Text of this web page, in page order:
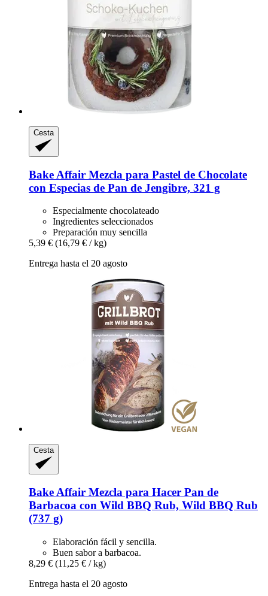
Cesta
Bake Affair Mezcla para Pastel de Chocolate
con Especias de Pan de Jengibre, 321 g
Especialmente chocolateado
Ingredientes seleccionados
Preparación muy sencilla
5,39 € (16,79 € / kg)
Entrega hasta el 20 agosto
Cesta
Bake Affair Mezcla para Hacer Pan de
Barbacoa con Wild BBQ Rub, Wild BBQ Rub
(737 g)
Elaboración fácil y sencilla.
Buen sabor a barbacoa.
8,29 € (11,25 € / kg)
Entrega hasta el 20 agosto